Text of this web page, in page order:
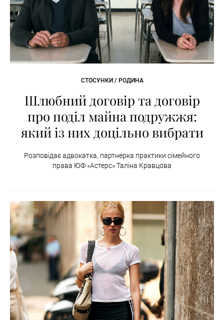
СТОСУНКИ / РОДИНА
Шлюбний договір та договір
про поділ майна подружжя:
який із них доцільно вибрати
Розповідає адвокатка, партнерка практики сімейного
права ЮФ «Астерс» Таліна Кравцова